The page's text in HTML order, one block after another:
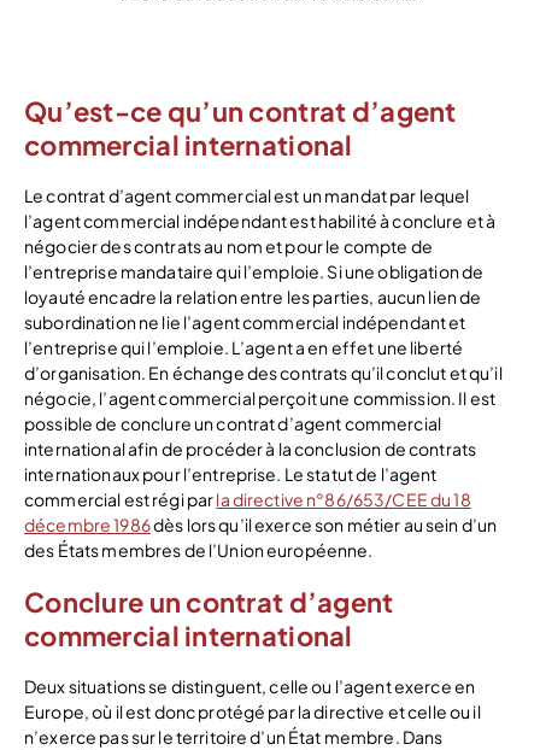
Qu’est-ce qu’un contrat d’agent
commercial international
Le contrat d’agent commercial est un mandat par lequel
l’agent commercial indépendant est habilité à conclure et à
négocier des contrats au nom et pour le compte de
l’entreprise mandataire qui l’emploie. Si une obligation de
loyauté encadre la relation entre les parties, aucun lien de
subordination ne lie l’agent commercial indépendant et
l’entreprise qui l’emploie. L’agent a en effet une liberté
d’organisation. En échange des contrats qu’il conclut et qu’il
négocie, l’agent commercial perçoit une commission. Il est
possible de conclure un contrat d’agent commercial
international afin de procéder à la conclusion de contrats
internationaux pour l’entreprise. Le statut de l’agent
commercial est régi parla directive n°86/653/CEE du 18
décembre 1986dès lors qu’il exerce son métier au sein d’un
des États membres de l’Union européenne.
Conclure un contrat d’agent
commercial international
Deux situations se distinguent, celle ou l’agent exerce en
Europe, où il est donc protégé par la directive et celle ou il
n’exerce pas sur le territoire d’un État membre. Dans